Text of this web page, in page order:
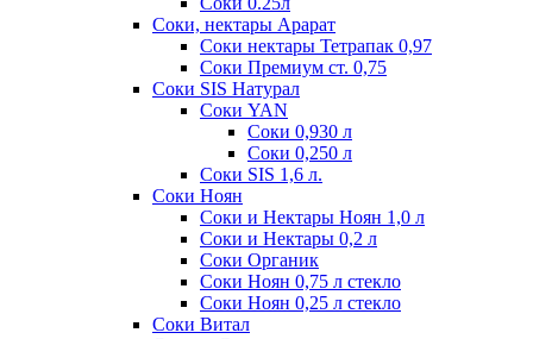
Соки, нектары Арарат
Соки нектары Тетрапак 0,97
Соки Премиум ст. 0,75
Соки SIS Натурал
Соки YAN
Соки 0,930 л
Соки 0,250 л
Соки SIS 1,6 л.
Соки Ноян
Соки и Нектары Ноян 1,0 л
Соки и Нектары 0,2 л
Соки Органик
Соки Ноян 0,75 л стекло
Соки Ноян 0,25 л стекло
Соки Витал